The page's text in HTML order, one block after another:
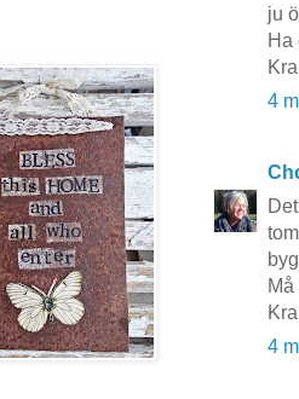
ju
Ha
4
4